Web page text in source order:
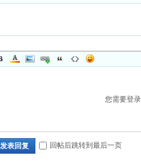
您需要登
发表回复 回帖后跳转到最后一页